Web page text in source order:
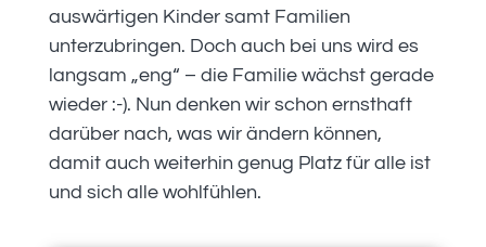
auswärtigen Kinder samt Familien
unterzubringen. Doch auch bei uns wird es
langsam „eng“ – die Familie wächst gerade
wieder :-). Nun denken wir schon ernsthaft
darüber nach, was wir ändern können,
damit auch weiterhin genug Platz für alle ist
und sich alle wohlfühlen.